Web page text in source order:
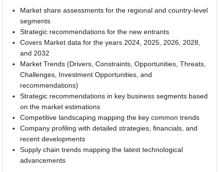
Market share assessments for the regional and country-level
segments
Strategic recommendations for the new entrants
Covers Market data for the years 2024, 2025, 2026, 2028,
and 2032
Market Trends (Drivers, Constraints, Opportunities, Threats,
Challenges, Investment Opportunities, and
recommendations)
Strategic recommendations in key business segments based
on the market estimations
Competitive landscaping mapping the key common trends
Company profiling with detailed strategies, financials, and
recent developments
Supply chain trends mapping the latest technological
advancements